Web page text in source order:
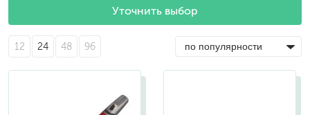
Уточнить выбор
12 24 48 96